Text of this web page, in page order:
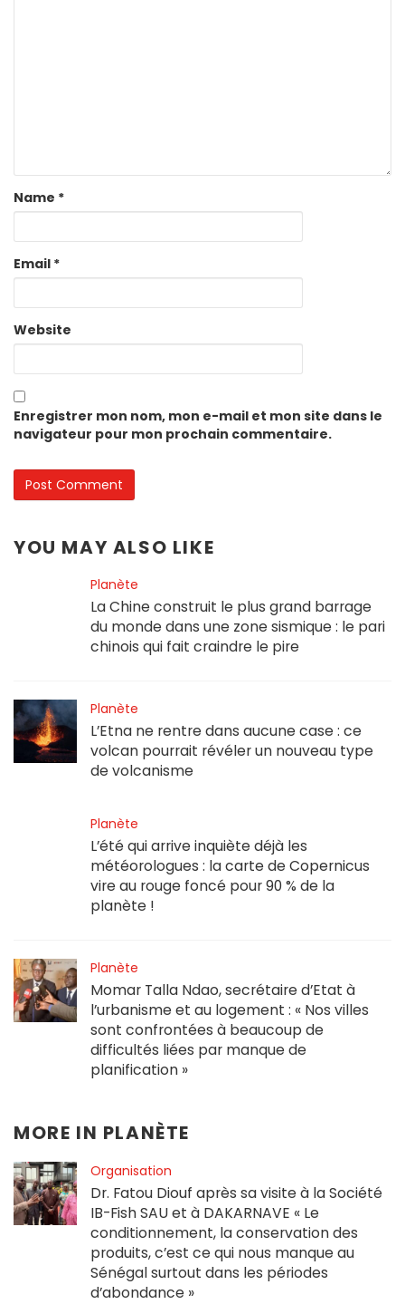
Name *
Email *
Website
Enregistrer mon nom, mon e-mail et mon site dans le
navigateur pour mon prochain commentaire.
YOU MAY ALSO LIKE
Planète
La Chine construit le plus grand barrage
du monde dans une zone sismique : le pari
chinois qui fait craindre le pire
Planète
L’Etna ne rentre dans aucune case : ce
volcan pourrait révéler un nouveau type
de volcanisme
Planète
L’été qui arrive inquiète déjà les
météorologues : la carte de Copernicus
vire au rouge foncé pour 90 % de la
planète !
Planète
Momar Talla Ndao, secrétaire d’Etat à
l’urbanisme et au logement : « Nos villes
sont confrontées à beaucoup de
difficultés liées par manque de
planification »
MORE IN PLANÈTE
Organisation
Dr. Fatou Diouf après sa visite à la Société
IB-Fish SAU et à DAKARNAVE « Le
conditionnement, la conservation des
produits, c’est ce qui nous manque au
Sénégal surtout dans les périodes
d’abondance »